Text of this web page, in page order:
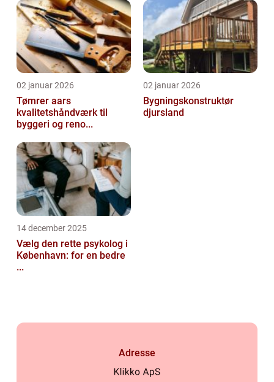
02 januar 2026
Tømrer aars
kvalitetshåndværk til
byggeri og reno...
02 januar 2026
Bygningskonstruktør
djursland
14 december 2025
Vælg den rette psykolog i
København: for en bedre
...
Adresse